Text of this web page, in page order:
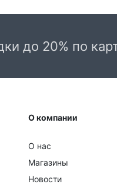
до 20% по
О компании
О нас
Магазины
Новости